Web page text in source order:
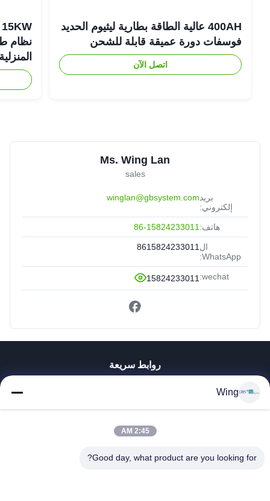
400AH عالية الطاقة بطارية ليثيوم الحديد
فوسفات دورة عميقة قابلة للشحن
اتصل الآن
نظام
Ms. Wing Lan
sales
بريد
إلكتروني:
winglan@gbsystem.com
هاتف: 86-15824233011
ال
WhatsApp:
8615824233011
wechat:
15824233011
روابط سريعة
برنامج VR
جولة في المصنع
Wing
2:45 AM
Good day, what product are you looking for?